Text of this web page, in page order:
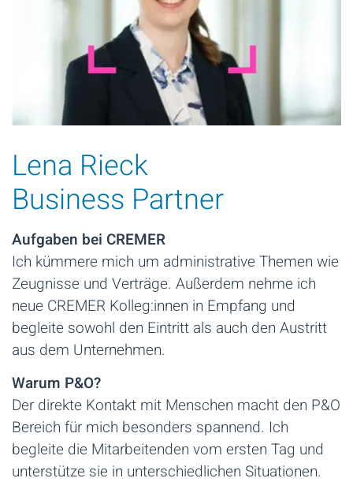
Lena Rieck
Business Partner
Aufgaben bei CREMER
Ich kümmere mich um administrative Themen wie
Zeugnisse und Verträge. Außerdem nehme ich
neue CREMER Kolleg:innen in Empfang und
begleite sowohl den Eintritt als auch den Austritt
aus dem Unternehmen.
Warum P&O?
Der direkte Kontakt mit Menschen macht den P&O
Bereich für mich besonders spannend. Ich
begleite die Mitarbeitenden vom ersten Tag und
unterstütze sie in unterschiedlichen Situationen.